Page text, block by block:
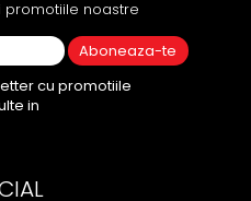
promotiile noastre
cu promotiile
in